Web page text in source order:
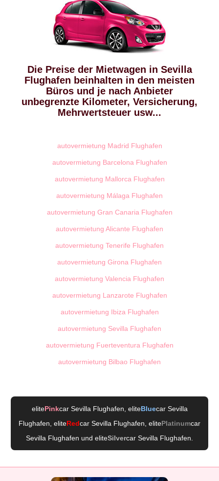
Die Preise der Mietwagen in Sevilla
Flughafen beinhalten in den meisten
Büros und je nach Anbieter
unbegrenzte Kilometer, Versicherung,
Mehrwertsteuer usw...
autovermietung Madrid Flughafen
autovermietung Barcelona Flughafen
autovermietung Mallorca Flughafen
autovermietung Málaga Flughafen
autovermietung Gran Canaria Flughafen
autovermietung Alicante Flughafen
autovermietung Tenerife Flughafen
autovermietung Girona Flughafen
autovermietung Valencia Flughafen
autovermietung Lanzarote Flughafen
autovermietung Ibiza Flughafen
autovermietung Sevilla Flughafen
autovermietung Fuerteventura Flughafen
autovermietung Bilbao Flughafen
elitePinkcar Sevilla Flughafen , eliteBluecar Sevilla
Flughafen , eliteRedcar Sevilla Flughafen , elitePlatinumcar
Sevilla Flughafen und eliteSilvercar Sevilla Flughafen